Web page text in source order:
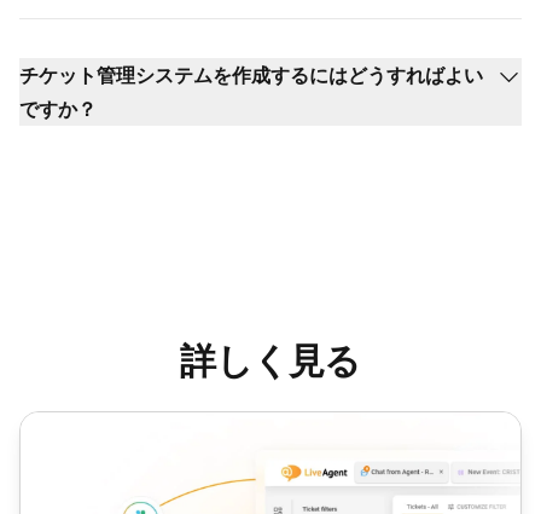
チケット管理システムを作成するにはどうすればよい
ですか？
詳しく見る
チケットの割り当て